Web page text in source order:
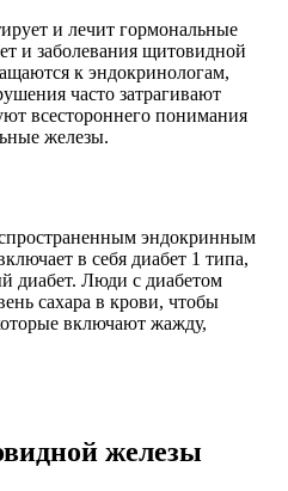
и лечит гормональные
и заболевания щитовидной
к эндокринологам,
часто затрагивают
всестороннего понимания
железы.
эндокринным
в себя диабет 1 типа,
диабет. Люди с диабетом
сахара в крови, чтобы
включают жажду,
железы